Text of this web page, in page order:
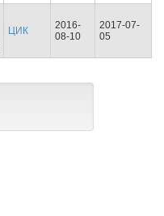
ЦИК
2016-
08-10
2017-07-
05